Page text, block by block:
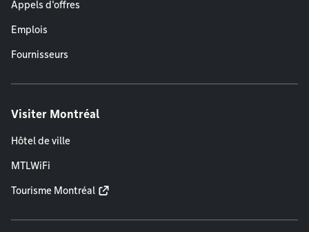
Appels d'offres
Emplois
Fournisseurs
Visiter Montréal
Hôtel de ville
MTLWiFi
Tourisme Montréal